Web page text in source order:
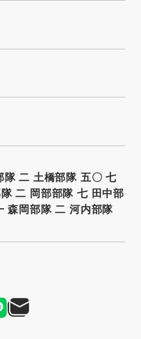
二 土橋部隊 五〇 七
二 岡部部隊 七 田中部
森岡部隊 二 河内部隊